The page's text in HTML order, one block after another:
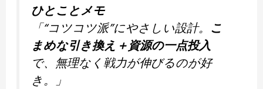
ひとことメモ
「“コツコツ派”にやさしい設計。 こ
まめな引き換え＋資源の一点投入
で、無理なく戦力が伸びるのが好
き。」